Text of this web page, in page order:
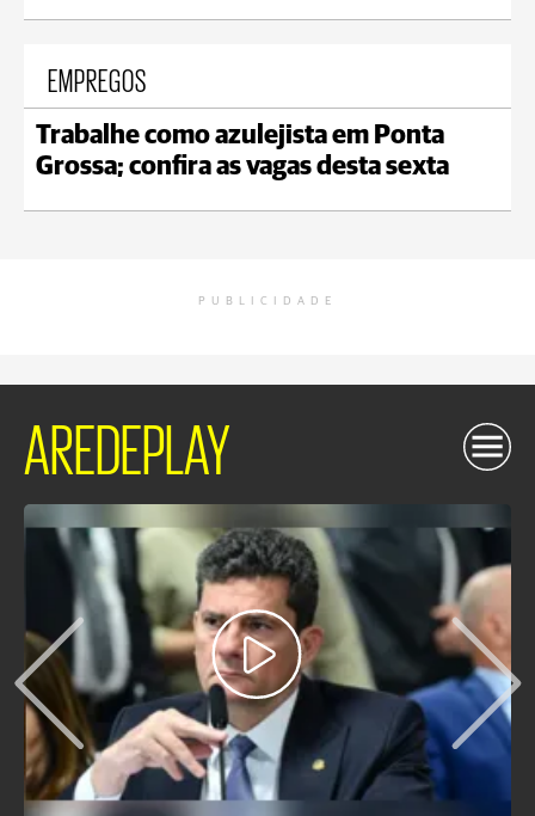
EMPREGOS
Trabalhe como azulejista em Ponta
Grossa; confira as vagas desta sexta
PUBLICIDADE
AREDEPLAY